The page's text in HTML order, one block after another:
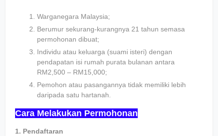
Warganegara Malaysia;
Berumur sekurang-kurangnya 21 tahun semasa
permohonan dibuat;
Individu atau keluarga (suami isteri) dengan
pendapatan isi rumah purata bulanan antara
RM2,500 – RM15,000;
Pemohon atau pasangannya tidak memiliki lebih
daripada satu hartanah.
Cara Melakukan Permohonan
1. Pendaftaran